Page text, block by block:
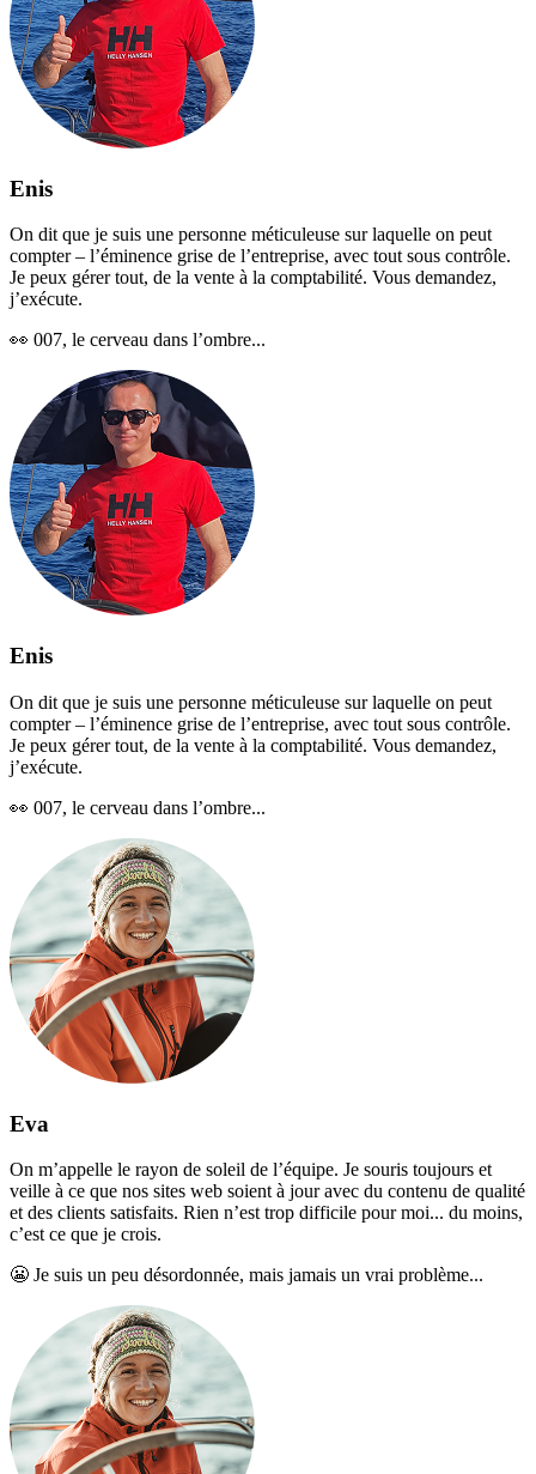
Enis
On dit que je suis une personne méticuleuse sur laquelle on peut
compter – l’éminence grise de l’entreprise, avec tout sous contrôle.
Je peux gérer tout, de la vente à la comptabilité. Vous demandez,
j’exécute.
👀 007, le cerveau dans l’ombre...
Enis
On dit que je suis une personne méticuleuse sur laquelle on peut
compter – l’éminence grise de l’entreprise, avec tout sous contrôle.
Je peux gérer tout, de la vente à la comptabilité. Vous demandez,
j’exécute.
👀 007, le cerveau dans l’ombre...
Eva
On m’appelle le rayon de soleil de l’équipe. Je souris toujours et
veille à ce que nos sites web soient à jour avec du contenu de qualité
et des clients satisfaits. Rien n’est trop difficile pour moi... du moins,
c’est ce que je crois.
😬 Je suis un peu désordonnée, mais jamais un vrai problème...